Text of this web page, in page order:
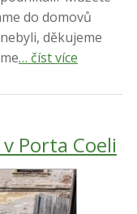
do domovů
děkujeme
… číst více
Porta Coeli